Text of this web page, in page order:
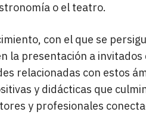
o el teatro.
con el que se
la presentación a
relacionadas con estos
y didácticas que
y profesionales